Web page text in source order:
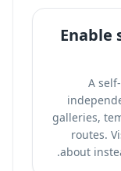
Enable
A
galleries,
routes.
about